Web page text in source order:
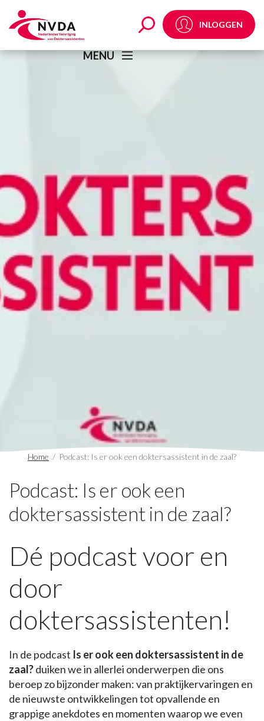
Podcast: Is er ook een
INLOGGEN
MENU
Home / Podcast: Is er ook een doktersassistent in de zaal?
Podcast: Is er ook een
doktersassistent in de zaal?
Dé podcast voor en
door
doktersassistenten!
In de podcast Is er ook een doktersassistent in de
zaal?duiken we in allerlei onderwerpen die ons
beroep zo bijzonder maken: van praktijkervaringen en
de nieuwste ontwikkelingen tot opvallende en
grappige anekdotes en momenten waarop we even